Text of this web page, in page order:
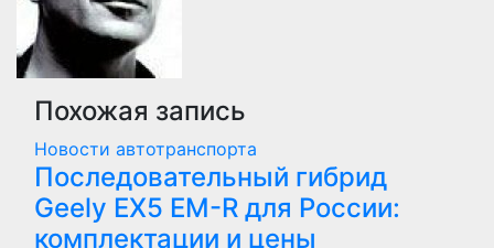
Похожая запись
Новости автотранспорта
Последовательный гибрид
Geely EX5 EM-R для России:
комплектации и цены